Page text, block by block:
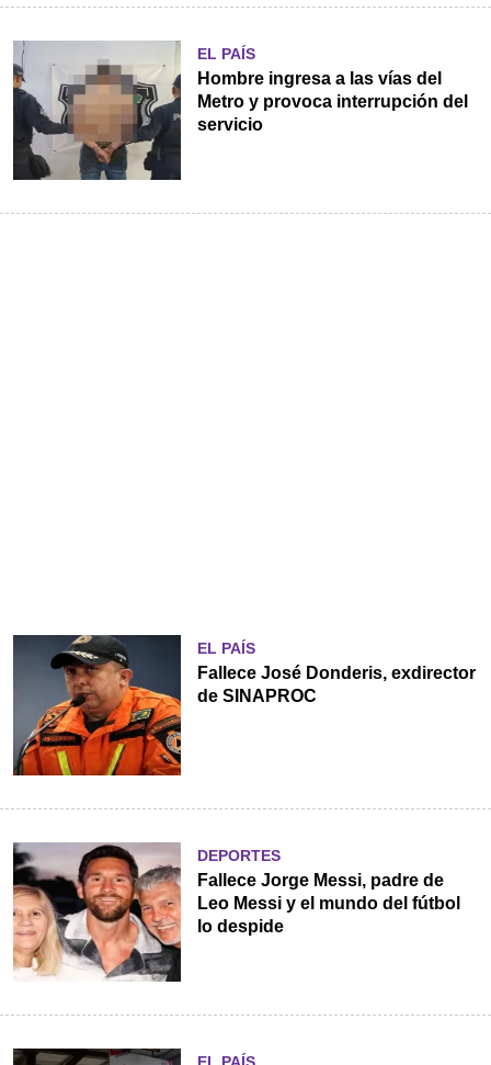
EL PAÍS
Hombre ingresa a las vías del
Metro y provoca interrupción del
servicio
EL PAÍS
Fallece José Donderis, exdirector
de SINAPROC
DEPORTES
Fallece Jorge Messi, padre de
Leo Messi y el mundo del fútbol
lo despide